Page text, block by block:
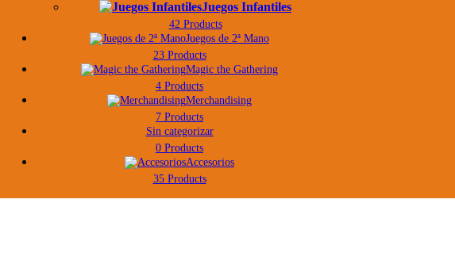
Juegos Infantiles
42 Products
Juegos de 2ª Mano
23 Products
Magic the Gathering
4 Products
Merchandising
7 Products
Sin categorizar
0 Products
Accesorios
35 Products